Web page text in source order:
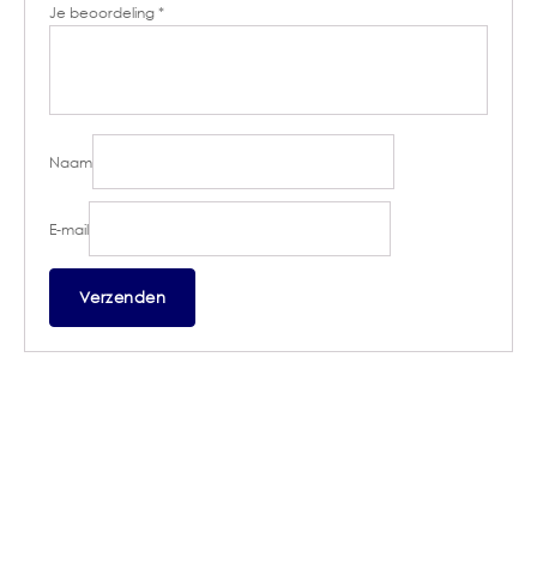
Je beoordeling*
Naam
E-mail